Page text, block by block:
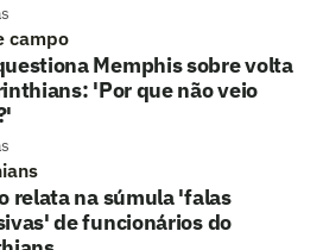
campo
Memphis sobre volta
'Por que não veio
relata na súmula 'falas
de funcionários do